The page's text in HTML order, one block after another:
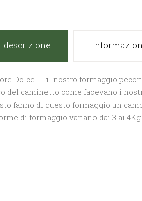
descrizione
Dolce…… il nostro formaggio
del caminetto come facevano i
fanno di questo formaggio un
di formaggio variano dai 3 ai 4Kg.